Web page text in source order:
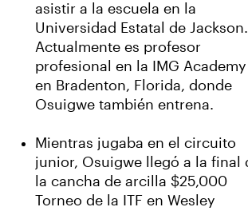
asistir a la escuela en la
Universidad Estatal de Jackson.
Actualmente es profesor
profesional en la IMG Academy
en Bradenton, Florida, donde
Osuigwe también entrena.
Mientras jugaba en el circuito
junior, Osuigwe llegó a la final
la cancha de arcilla $25,000
Torneo de la ITF en Wesley